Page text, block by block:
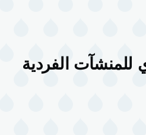
للمنشآت الفردية